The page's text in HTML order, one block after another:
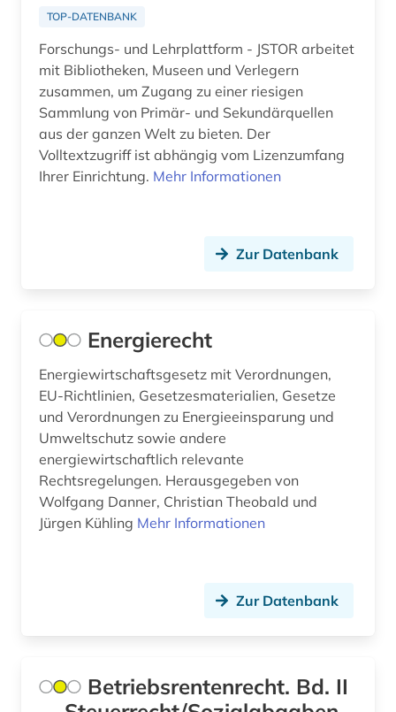
albert (3)
albert (1879-1955) (1)
albertus, magnus, heiliger | katholischer
theologe; bischof; philosoph; alchemist;
naturwissenschaftler; heiliger (1)
aleksandr n. (1)
alemannisch (1)
alexander von humboldt (3)
alexandr s. (1)
alf laila wa-laila (2)
alfred (1)
alkohol (2)
TOP-DATENBANK
Forschungs- und Lehrplattform - JSTOR arbeitet
mit Bibliotheken, Museen und Verlegern
zusammen, um Zugang zu einer riesigen
Sammlung von Primär- und Sekundärquellen
aus der ganzen Welt zu bieten. Der
Volltextzugriff ist abhängig vom Lizenzumfang
Ihrer Einrichtung. Mehr Informationen
Zur Datenbank
Energierecht
Energiewirtschaftsgesetz mit Verordnungen,
EU-Richtlinien, Gesetzesmaterialien, Gesetze
und Verordnungen zu Energieeinsparung und
Umweltschutz sowie andere
energiewirtschaftlich relevante
Rechtsregelungen. Herausgegeben von
Wolfgang Danner, Christian Theobald und
Jürgen Kühling Mehr Informationen
Zur Datenbank
Betriebsrentenrecht. Bd. II